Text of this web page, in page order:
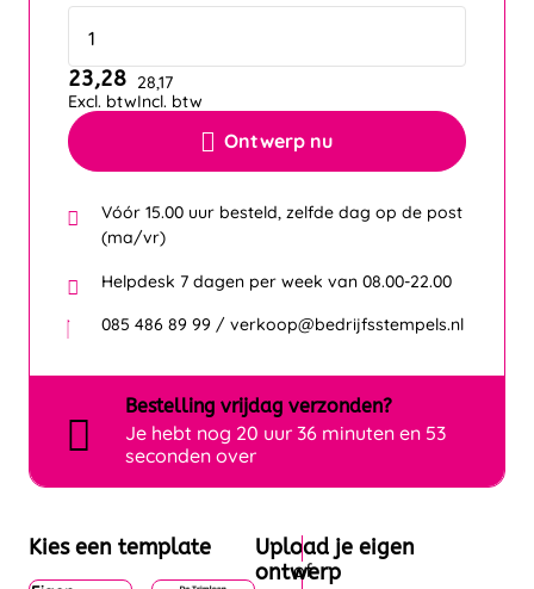
Ontwerp nu
23,28
Excl. btw
28,17
Incl. btw
Vóór 15.00 uur besteld, zelfde dag op de post
(ma/vr)
Helpdesk 7 dagen per week van 08.00-22.00
085 486 89 99 / verkoop@bedrijfsstempels.nl
Bestelling vrijdag verzonden?
Je hebt nog 20 uur 36 minuten en 53
seconden over
Kies een template
Upload je eigen
ontwerp